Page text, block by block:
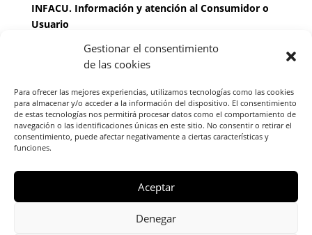
Gestionar el consentimiento
de las cookies
Para ofrecer las mejores experiencias, utilizamos tecnologías como las cookies
para almacenar y/o acceder a la información del dispositivo. El consentimiento
de estas tecnologías nos permitirá procesar datos como el comportamiento de
navegación o las identificaciones únicas en este sitio. No consentir o retirar el
consentimiento, puede afectar negativamente a ciertas características y
funciones.
Aceptar
Denegar
INFACU. Información y atención al Consumidor o
Usuario
MARTES Y JUEVES de17:00 a 20 horas
horas
Teléfono de contacto976 13 47 92
FACU, Calle Leopoldo Romeo, 30 local